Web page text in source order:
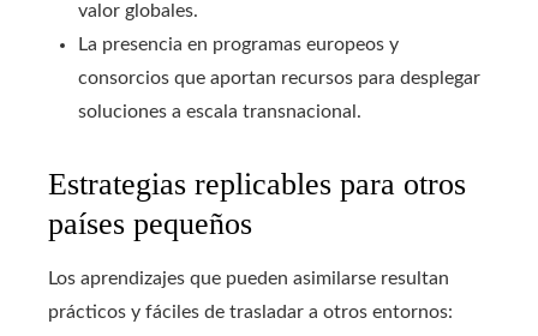
valor globales.
La presencia en programas europeos y
consorcios que aportan recursos para desplegar
soluciones a escala transnacional.
Estrategias replicables para otros
países pequeños
Los aprendizajes que pueden asimilarse resultan
prácticos y fáciles de trasladar a otros entornos: